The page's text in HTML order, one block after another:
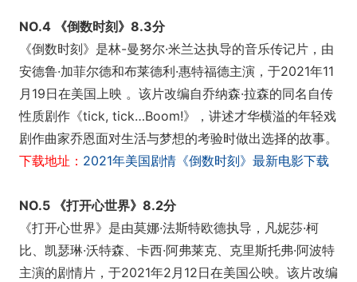
NO.4 《倒数时刻》8.3分
《倒数时刻》是林-曼努尔·米兰达执导的音乐传记片，由
安德鲁·加菲尔德和布莱德利·惠特福德主演，于2021年11
月19日在美国上映 。该片改编自乔纳森·拉森的同名自传
性质剧作《tick, tick…Boom!》，讲述才华横溢的年轻戏
剧作曲家乔恩面对生活与梦想的考验时做出选择的故事。
下载地址： 2021年美国剧情《倒数时刻》最新电影下载
NO.5 《打开心世界》8.2分
《打开心世界》是由莫娜·法斯特欧德执导，凡妮莎·柯
比、凯瑟琳·沃特森、卡西·阿弗莱克、克里斯托弗·阿波特
主演的剧情片，于2021年2月12日在美国公映。该片改编